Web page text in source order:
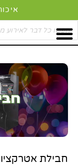
לתוכן
search
חבילת